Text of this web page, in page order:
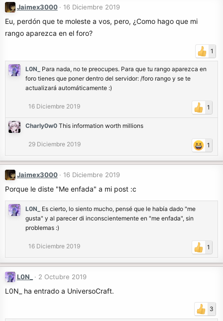
Jaimex3000 16 Diciembre 2019
Eu, perdón que te moleste a vos, pero, ¿Como hago que mi
rango aparezca en el foro?
1
L0N_
Para nada, no te preocupes. Para que tu rango aparezca en
foro tienes que poner dentro del servidor: /foro rango y se te
actualizará automáticamente :)
16 Diciembre 2019 1
Charly0w0 This information worth millions
29 Diciembre 2019 1
Jaimex3000 16 Diciembre 2019
Porque le diste "Me enfada" a mi post :c
L0N_
Es cierto, lo siento mucho, pensé que le había dado "me
gusta" y al parecer di inconscientemente en "me enfada", sin
problemas :)
16 Diciembre 2019 1
L0N_ 2 Octubre 2019
L0N_ ha entrado a UniversoCraft.
3